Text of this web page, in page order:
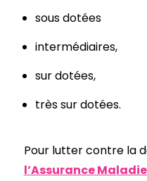
sous dotées
intermédiaires,
sur dotées,
très sur dotées.
Pour lutter contre la
l’Assurance